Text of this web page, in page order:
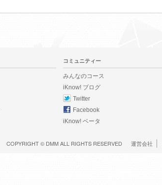
コミュニティー
みんなのコース
iKnow! ブログ
Twitter
Facebook
iKnow! ベータ
COPYRIGHT © DMMALL RIGHTS RESERVED 運営会社